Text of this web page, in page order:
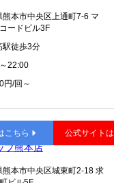
熊本市中央区上通町7-6 マ
ードビル3F
駅徒歩3分
22:00
円/回～
プ熊本店
熊本市中央区城東町2-18 求
こちら 公式サイト